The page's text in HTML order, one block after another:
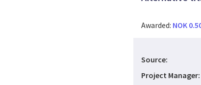
Awarded: NOK
Source:
Project Manager: